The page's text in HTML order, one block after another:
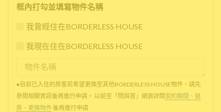
框內打勾並填寫物件名稱
我曾經住在BORDERLESS HOUSE
我現在住在BORDERLESS HOUSE
●目前已入住的房客若希望更換至其他BORDERLESS HOUSE物件，請先
參閱相關資訊後再進行申請。 以前至「問與答」網頁詳閱 契約期間、退
房、更換物件後再進行申請